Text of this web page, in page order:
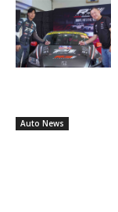
Auto News